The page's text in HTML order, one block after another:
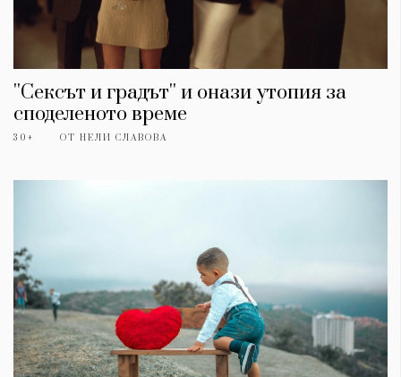
''Сексът и градът'' и онази утопия за
споделеното време
30+ ОТ НЕЛИ СЛАВОВА